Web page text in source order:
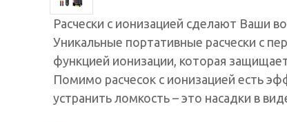
Расчески с ионизацией сделают Ваши
Уникальные портативные расчески с
функцией ионизации, которая
Помимо расчесок с ионизацией есть
устранить ломкость – это насадки в